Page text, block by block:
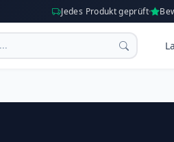
Jedes Produkt geprüft